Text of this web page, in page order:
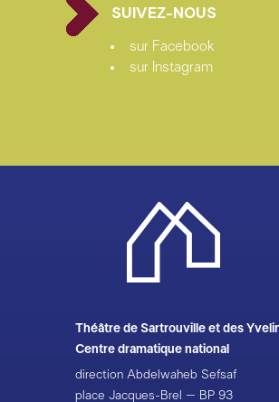
SUIVEZ-NOUS
sur Facebook
sur Instagram
Théâtre de Sartrouville et des
Centre dramatique national
direction Abdelwaheb Sefsaf
place Jacques-Brel – BP 93